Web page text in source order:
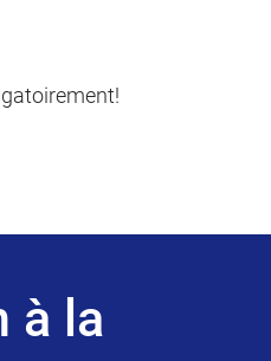
à la